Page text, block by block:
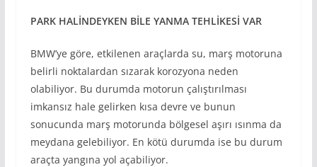
PARK HALİNDEYKEN BİLE YANMA TEHLİKESİ VAR
BMW’ye göre, etkilenen araçlarda su, marş motoruna
belirli noktalardan sızarak korozyona neden
olabiliyor. Bu durumda motorun çalıştırılması
imkansız hale gelirken kısa devre ve bunun
sonucunda marş motorunda bölgesel aşırı ısınma da
meydana gelebiliyor. En kötü durumda ise bu durum
araçta yangına yol açabiliyor.